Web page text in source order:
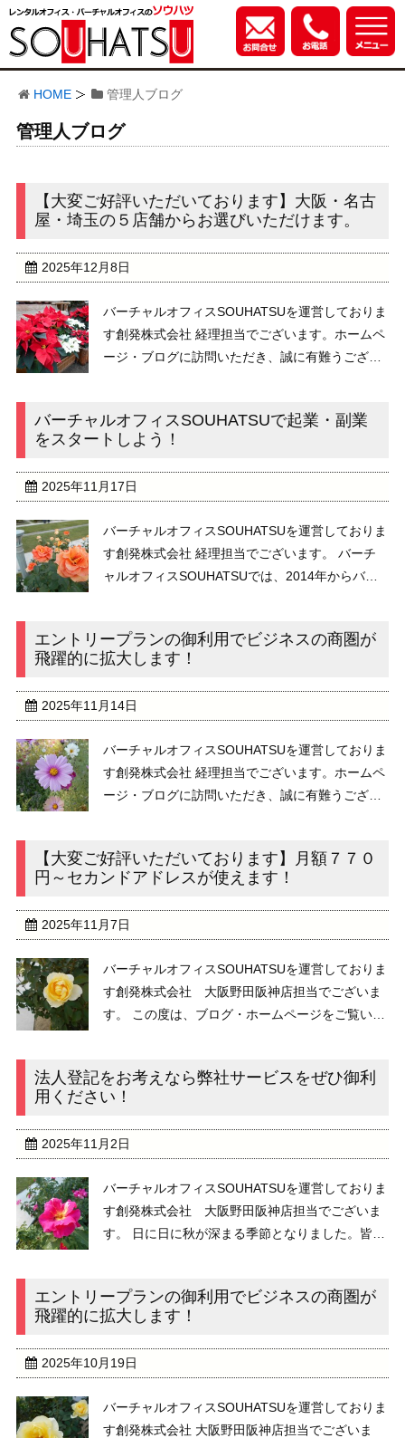
HOME 管理人ブログ
管理人ブログ
【大変ご好評いただいております】大阪・名古
屋・埼玉の５店舗からお選びいただけます。
2025年12月8日
バーチャルオフィスSOUHATSUを運営しておりま
す創発株式会社 経理担当でございます。ホームペ
ージ・ブログに訪問いただき、誠に有難うござい
年12月に設立し、2014 ...
バーチャルオフィスSOUHATSUで起業・副業
をスタートしよう！
2025年11月17日
バーチャルオフィスSOUHATSUを運営しておりま
す創発株式会社 経理担当でございます。 バーチ
ャルオフィスSOUHATSUでは、2014年からバー
有難うございます。 &n ...
エントリープランの御利用でビジネスの商圏が
飛躍的に拡大します！
2025年11月14日
バーチャルオフィスSOUHATSUを運営しておりま
す創発株式会社 経理担当でございます。ホームペ
ージ・ブログに訪問いただき、誠に有難うござい
スを提供しております。お陰様で、これまで ...
【大変ご好評いただいております】月額７７０
円～セカンドアドレスが使えます！
2025年11月7日
バーチャルオフィスSOUHATSUを運営しておりま
す創発株式会社 大阪野田阪神店担当でございま
す。 この度は、ブログ・ホームページをご覧いた
す。 ２０２５年秋、バーチャル ...
法人登記をお考えなら弊社サービスをぜひ御利
用ください！
2025年11月2日
バーチャルオフィスSOUHATSUを運営しておりま
す創発株式会社 大阪野田阪神店担当でございま
す。 日に日に秋が深まる季節となりました。皆さ
ていきますね♪ お陰 ...
エントリープランの御利用でビジネスの商圏が
飛躍的に拡大します！
2025年10月19日
バーチャルオフィスSOUHATSUを運営しておりま
す創発株式会社 大阪野田阪神店担当でございま